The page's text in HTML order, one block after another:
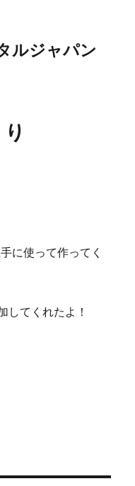
ルジャパン
に使って作ってく
してくれたよ！